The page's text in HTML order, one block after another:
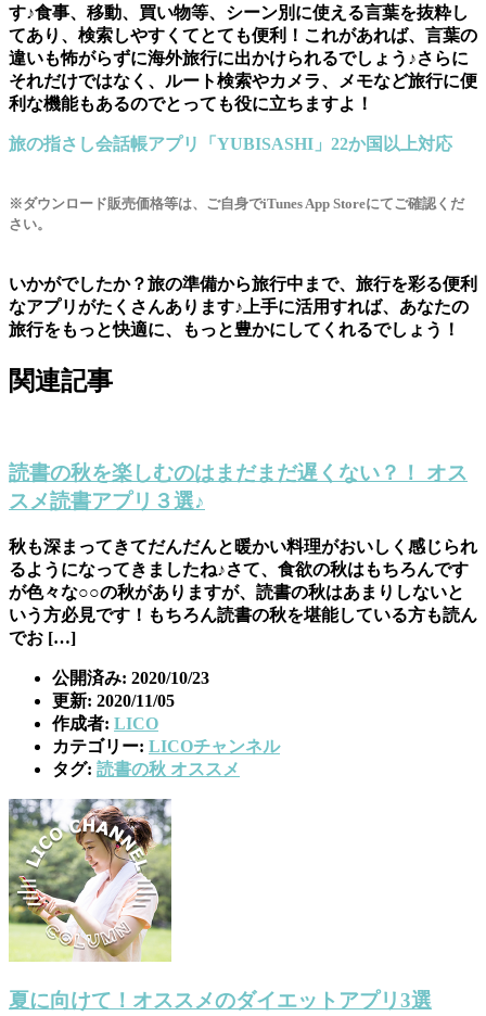
す♪食事、移動、買い物等、シーン別に使える言葉を抜粋し
てあり、検索しやすくてとても便利！これがあれば、言葉の
違いも怖がらずに海外旅行に出かけられるでしょう♪さらに
それだけではなく、ルート検索やカメラ、メモなど旅行に便
利な機能もあるのでとっても役に立ちますよ！
旅の指さし会話帳アプリ「YUBISASHI」22か国以上対応
※ダウンロード販売価格等は、ご自身でiTunes App Storeにてご確認くだ
さい。
いかがでしたか？旅の準備から旅行中まで、旅行を彩る便利
なアプリがたくさんあります♪上手に活用すれば、あなたの
旅行をもっと快適に、もっと豊かにしてくれるでしょう！
関連記事
読書の秋を楽しむのはまだまだ遅くない？！ オス
スメ読書アプリ３選♪
秋も深まってきてだんだんと暖かい料理がおいしく感じられ
るようになってきましたね♪さて、食欲の秋はもちろんです
が色々な○○の秋がありますが、読書の秋はあまりしないと
いう方必見です！もちろん読書の秋を堪能している方も読ん
でお […]
公開済み: 2020/10/23
更新: 2020/11/05
作成者: LICO
カテゴリー: LICOチャンネル
タグ: 読書の秋 オススメ
夏に向けて！オススメのダイエットアプリ3選